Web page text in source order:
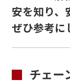
安を知り、
ぜひ参考に
チェー